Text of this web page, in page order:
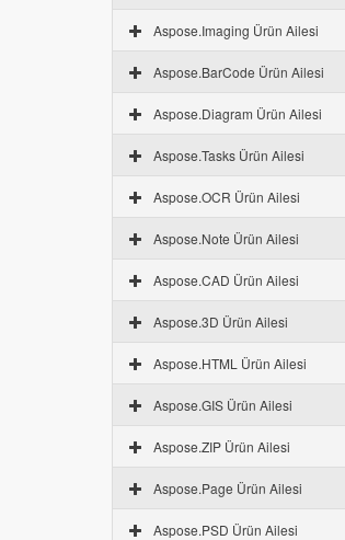
Aspose.Imaging Ürün Ailesi
Aspose.BarCode Ürün Ailesi
Aspose.Diagram Ürün Ailesi
Aspose.Tasks Ürün Ailesi
Aspose.OCR Ürün Ailesi
Aspose.Note Ürün Ailesi
Aspose.CAD Ürün Ailesi
Aspose.3D Ürün Ailesi
Aspose.HTML Ürün Ailesi
Aspose.GIS Ürün Ailesi
Aspose.ZIP Ürün Ailesi
Aspose.Page Ürün Ailesi
Aspose.PSD Ürün Ailesi